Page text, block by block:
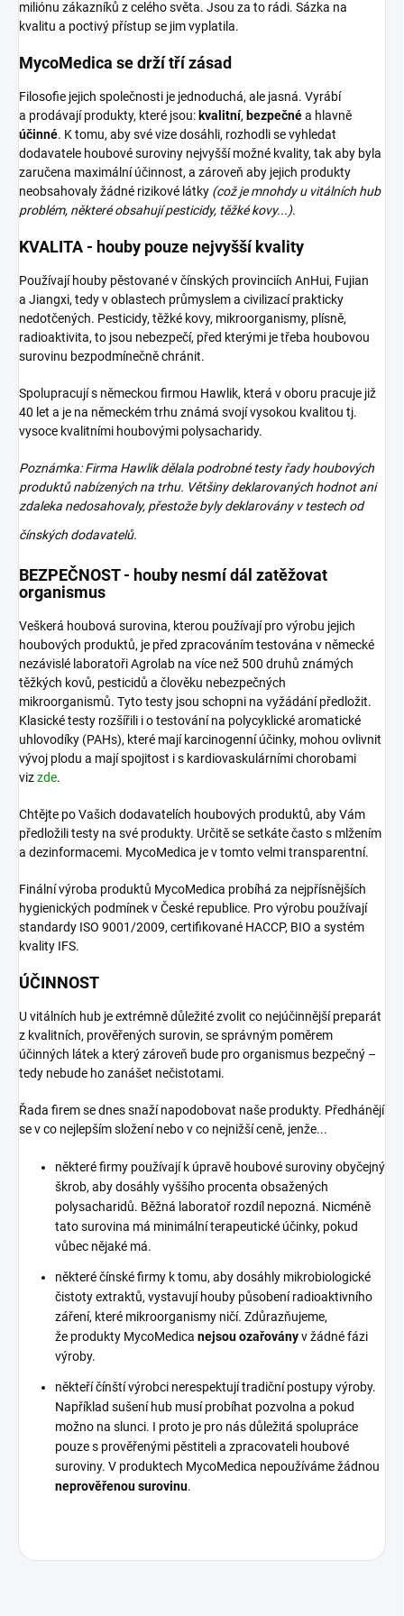
miliónu zákazníků z celého světa. Jsou za to rádi. Sázka na
kvalitu a poctivý přístup se jim vyplatila.
MycoMedica se drží tří zásad
Filosofie jejich společnosti je jednoduchá, ale jasná. Vyrábí
a prodávají produkty, které jsou: kvalitní, bezpečnéa hlavně
účinné. K tomu, aby své vize dosáhli, rozhodli se vyhledat
dodavatele houbové suroviny nejvyšší možné kvality, tak aby byla
zaručena maximální účinnost, a zároveň aby jejich produkty
neobsahovaly žádné rizikové látky (což je mnohdy u vitálních hub
problém, některé obsahují pesticidy, těžké kovy...).
KVALITA - houby pouze nejvyšší kvality
Používají houby pěstované v čínských provinciích AnHui, Fujian
a Jiangxi, tedy v oblastech průmyslem a civilizací prakticky
nedotčených. Pesticidy, těžké kovy, mikroorganismy, plísně,
radioaktivita, to jsou nebezpečí, před kterými je třeba houbovou
surovinu bezpodmínečně chránit.
Spolupracují s německou firmou Hawlik, která v oboru pracuje již
40 let a je na německém trhu známá svojí vysokou kvalitou tj.
vysoce kvalitními houbovými polysacharidy.
Poznámka: Firma Hawlik dělala podrobné testy řady houbových
produktů nabízených na trhu. Většiny deklarovaných hodnot ani
zdaleka nedosahovaly, přestože byly deklarovány v testech od
čínských dodavatelů.
BEZPEČNOST - houby nesmí dál zatěžovat
organismus
Veškerá houbová surovina, kterou používají pro výrobu jejich
houbových produktů, je před zpracováním testována v německé
nezávislé laboratoři Agrolab na více než 500 druhů známých
těžkých kovů, pesticidů a člověku nebezpečných
mikroorganismů. Tyto testy jsou schopni na vyžádání předložit.
Klasické testy rozšířili i o testování na polycyklické aromatické
uhlovodíky (PAHs), které mají karcinogenní účinky, mohou ovlivnit
vývoj plodu a mají spojitost i s kardiovaskulárními chorobami
vizzde.
Chtějte po Vašich dodavatelích houbových produktů, aby Vám
předložili testy na své produkty. Určitě se setkáte často s mlžením
a dezinformacemi. MycoMedica je v tomto velmi transparentní.
Finální výroba produktů MycoMedica probíhá za nejpřísnějších
hygienických podmínek v České republice. Pro výrobu používají
standardy ISO 9001/2009, certifikované HACCP, BIO a systém
kvality IFS.
ÚČINNOST
U vitálních hub je extrémně důležité zvolit co nejúčinnější preparát
z kvalitních, prověřených surovin, se správným poměrem
účinných látek a který zároveň bude pro organismus bezpečný –
tedy nebude ho zanášet nečistotami.
Řada firem se dnes snaží napodobovat naše produkty. Předhánějí
se v co nejlepším složení nebo v co nejnižší ceně, jenže...
některé firmy používají k úpravě houbové suroviny obyčejný
škrob, aby dosáhly vyššího procenta obsažených
polysacharidů. Běžná laboratoř rozdíl nepozná. Nicméně
tato surovina má minimální terapeutické účinky, pokud
vůbec nějaké má.
některé čínské firmy k tomu, aby dosáhly mikrobiologické
čistoty extraktů, vystavují houby působení radioaktivního
záření, které mikroorganismy ničí. Zdůrazňujeme,
že produkty MycoMedica nejsou ozařoványv žádné fázi
výroby.
někteří čínští výrobci nerespektují tradiční postupy výroby.
Například sušení hub musí probíhat pozvolna a pokud
možno na slunci. I proto je pro nás důležitá spolupráce
pouze s prověřenými pěstiteli a zpracovateli houbové
suroviny. V produktech MycoMedica nepoužíváme žádnou
neprověřenou surovinu.